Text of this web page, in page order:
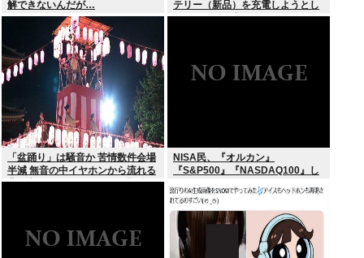
解できないんだが…
テリー（新品）を充電しようとし
たらエラーで充電できないんだ
「盆踊り」は騒音か 苦情数件会場
半減 無音の中イヤホンから流れる
曲に合わせ踊るサイレント盆ダン
NISA民、『オルカン』
『S&P500』『NASDAQ100』し